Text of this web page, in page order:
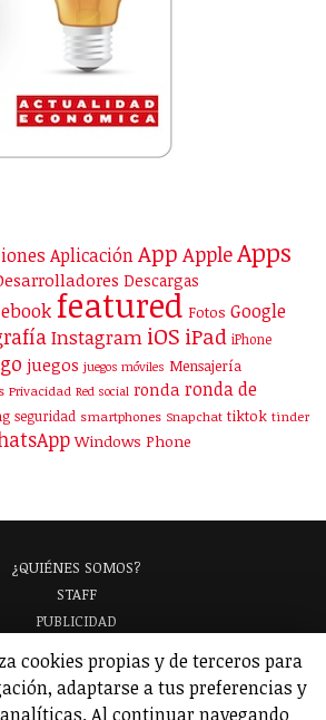
Aplicación App AppleApps
Descargas
featured Fotos Google
Instagram iOS iPad iPhone
juegos juegos móviles Mensajería
Privacidad Red social ronda ronda de
seguridad smartphones Snapchat tiktok tinder
Windows Phone
¿QUIÉNES SOMOS?
STAFF
PUBLICIDAD
TU APP
GLOSARIO
PRIVACIDAD
AVISO LEGAL
cookies propias y de terceros para
adaptarse a tus preferencias y
Al continuar navegando